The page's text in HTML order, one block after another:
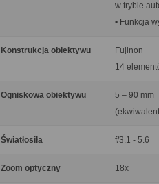
w trybie
• Funkcja
Konstrukcja obiektywu
Fujinon
14
Ogniskowa obiektywu
5 – 90 mm
Światłosiła f/3.1 - 5.6
Zoom optyczny 18x